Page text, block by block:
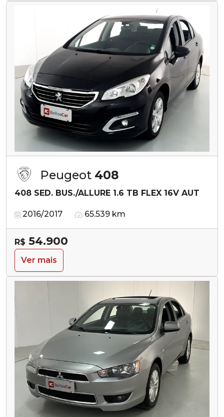
Peugeot 408
408 SED. BUS./ALLURE 1.6 TB FLEX 16V AUT
2016/2017 65.539 km
R$ 54.900
Ver mais